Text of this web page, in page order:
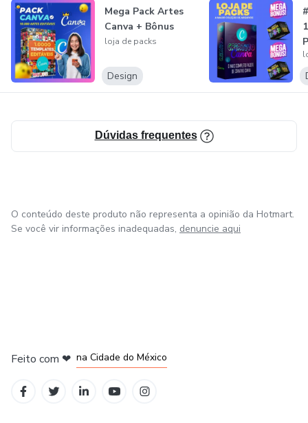
---
Mega Pack Artes
Canva + Bônus
loja de packs
Design
Dúvidas frequentes
O conteúdo deste produto não representa a opinião da Hotmart.
Se você vir informações inadequadas, denuncie aqui
Feito com ❤ na Cidade do México